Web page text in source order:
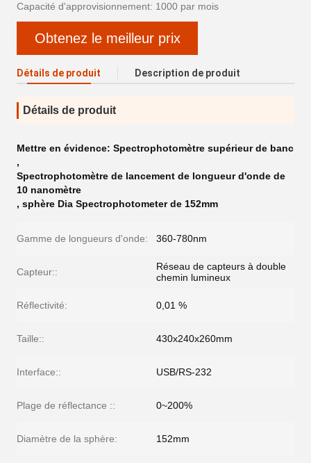
Capacité d'approvisionnement: 1000 par mois
Obtenez le meilleur prix
Détails de produit Description de produit
Détails de produit
Mettre en évidence: Spectrophotomètre supérieur de banc
,
Spectrophotomètre de lancement de longueur d'onde de
10 nanomètre
, sphère Dia Spectrophotometer de 152mm
Gamme de longueurs d'onde: 360-780nm
Capteur::
Réseau de capteurs à double
chemin lumineux
Réflectivité: 0,01 %
Taille:: 430x240x260mm
Interface:: USB/RS-232
Plage de réflectance :: 0~200%
Diamètre de la sphère: 152mm